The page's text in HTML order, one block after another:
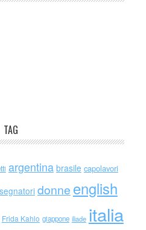
TAG
argentina brasile capolavori
donne english
Frida Kahlo giappone iliade italia